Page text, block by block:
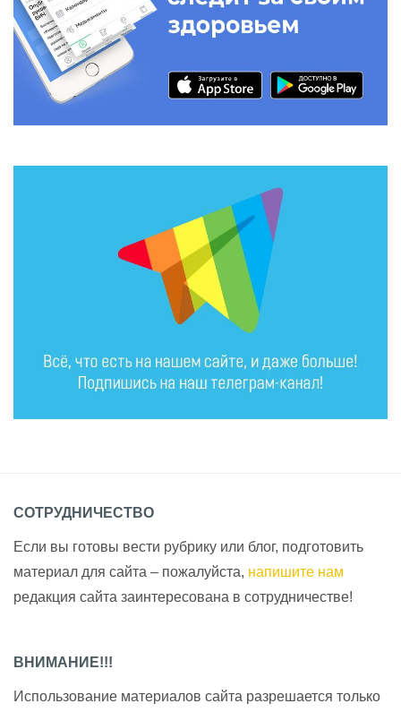
СОТРУДНИЧЕСТВО
Если вы готовы вести рубрику или блог, подготовить
материал для сайта – пожалуйста, напишите нам
редакция сайта заинтересована в сотрудничестве!
ВНИМАНИЕ!!!
Использование материалов сайта разрешается только